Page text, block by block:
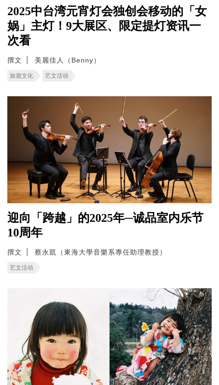
2025中台湾元宵灯会独创会移动的「女
娲」主灯！9大展区、限定提灯资讯一
次看
撰文 美麗佳人（Benny）
旅遊文化 艺文活动
迎向「跨越」的2025年─诚品室内乐节
10周年
撰文 蔡永凱（東海大學音樂系專任助理教授）
艺文活动